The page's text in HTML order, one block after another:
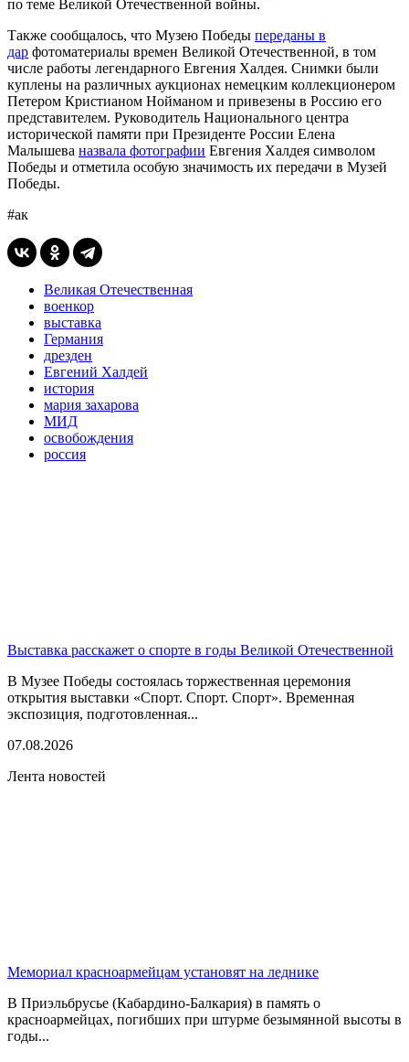
по теме Великой Отечественной войны.
Также сообщалось, что Музею Победы переданы в
дар фотоматериалы времен Великой Отечественной, в том
числе работы легендарного Евгения Халдея. Снимки были
куплены на различных аукционах немецким коллекционером
Петером Кристианом Нойманом и привезены в Россию его
представителем. Руководитель Национального центра
исторической памяти при Президенте России Елена
Малышева назвала фотографии Евгения Халдея символом
Победы и отметила особую значимость их передачи в Музей
Победы.
#ак
Великая Отечественная
военкор
выставка
Германия
дрезден
Евгений Халдей
история
мария захарова
МИД
освобождения
россия
Выставка расскажет о спорте в годы Великой Отечественной
В Музее Победы состоялась торжественная церемония
открытия выставки «Спорт. Спорт. Спорт». Временная
экспозиция, подготовленная...
07.08.2026
Лента новостей
Мемориал красноармейцам установят на леднике
В Приэльбрусье (Кабардино-Балкария) в память о
красноармейцах, погибших при штурме безымянной высоты в
годы...